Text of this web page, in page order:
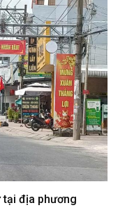
tại địa phương